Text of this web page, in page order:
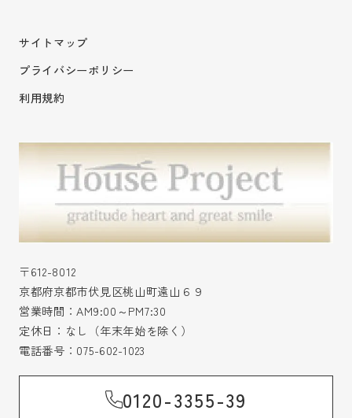
サイトマップ
プライバシーポリシー
利用規約
〒612-8012
京都府京都市伏見区桃山町遠山６９
営業時間：AM9:00～PM7:30
定休日：なし（年末年始を除く）
電話番号： 075-602-1023
0120-3355-39